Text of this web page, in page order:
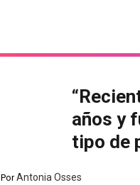
años y
tipo de
PorAntonia Osses